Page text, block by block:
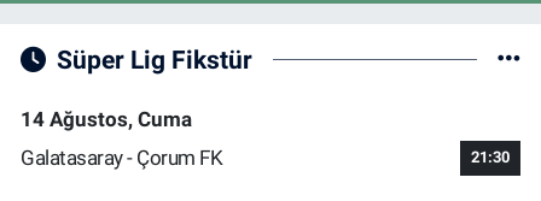
Süper Lig Fikstür
14 Ağustos, Cuma
Galatasaray - Çorum FK
21:30